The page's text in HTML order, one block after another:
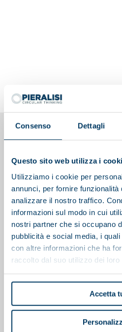
Consenso Dettagli
Questo sito web utilizza i
Utilizziamo i cookie per
annunci, per fornire
analizzare il nostro traffico.
informazioni sul modo in cui
nostri partner che si occupano
pubblicità e social media, i
con altre informazioni che ha
raccolto dal suo utilizzo dei loro
Accetta
También te